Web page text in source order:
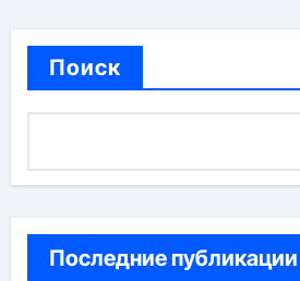
Поиск
Последние публикации